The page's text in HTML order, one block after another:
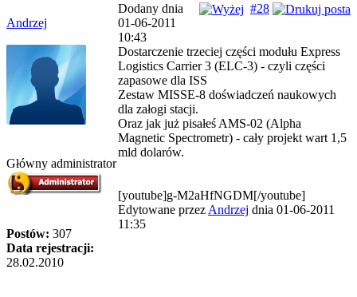
Andrzej
#28
Dodany dnia
01-06-2011
10:43
Główny administrator
Postów: 307
Data rejestracji:
28.02.2010
Dostarczenie trzeciej części modułu Express
Logistics Carrier 3 (ELC-3) - czyli części
zapasowe dla ISS
Zestaw MISSE-8 doświadczeń naukowych
dla załogi stacji.
Oraz jak już pisałeś AMS-02 (Alpha
Magnetic Spectrometr) - cały projekt wart 1,5
mld dolarów.
[youtube]g-M2aHfNGDM[/youtube]
Edytowane przez Andrzej dnia 01-06-2011
11:35